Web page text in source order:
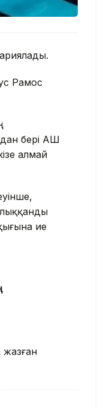
Рамос
бері АҚШ
алмай
ие